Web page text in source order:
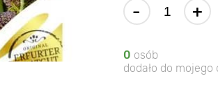
- +
0 osób
dodało do mojego